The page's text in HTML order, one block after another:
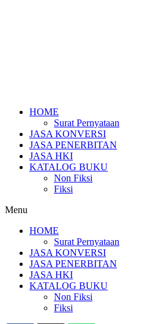
HOME
Surat Pernyataan
JASA KONVERSI
JASA PENERBITAN
JASA HKI
KATALOG BUKU
Non Fiksi
Fiksi
Menu
HOME
Surat Pernyataan
JASA KONVERSI
JASA PENERBITAN
JASA HKI
KATALOG BUKU
Non Fiksi
Fiksi